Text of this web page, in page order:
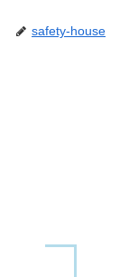
safety-house